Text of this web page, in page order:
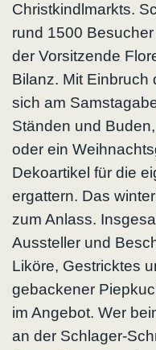
Christkindlmarkts.
rund 1500
der Vorsitzende
Bilanz. Mit Einbruch
sich am
Ständen und
oder ein
Dekoartikel für die
ergattern. Das
zum Anlass.
Aussteller und
Liköre, Gestricktes
gebackener
im Angebot. Wer
an der Schlager-